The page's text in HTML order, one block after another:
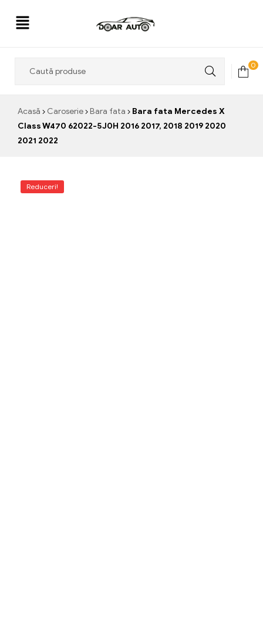
0
Acasă Caroserie Bara fata
Bara fata Mercedes X
Class W470 62022-5J0H 2016 2017, 2018 2019 2020
2021 2022
Reduceri!